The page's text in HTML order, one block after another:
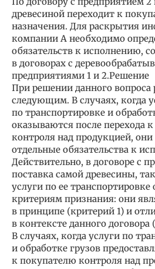
древесиной переходит к
назначения. Для раскрытия
компании А необходимо
обязательств к исполнению,
в договорах с
предприятиями 1 и 2.Решение
При решении данного вопроса
следующим. В случаях, когда
по транспортировке и
оказываются после перехода
контроля над продукцией,
отдельные обязательства к
Действительно, в договоре с
поставка самой древесины,
услуги по ее
критериям признания: они
в принципе (критерий 1) и
в контексте данного договора
В случаях, когда услуги по
и обработке грузов
к покупателю контроля над